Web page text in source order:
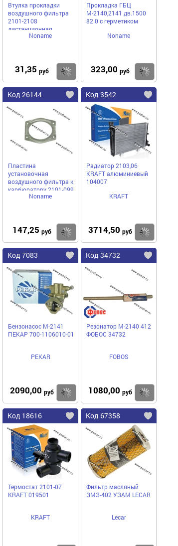
Втулка прокладки
воздушного фильтра
2101-2108
дистанционная
Noname
31,35 руб Купить
Прокладка ГБЦ
М-2140,2141 дв.1500
82.0 с герметиком
Noname
323,00 руб
Код 26144
Пластина
установочная
воздушного фильтра к
карбюратору 2101-099
Noname
147,25 руб Купить
Код 3542
Радиатор 2103,06
KRAFT алюминиевый
104007
KRAFT
3714,50 руб
Код 7083
Бензонасос М-2141
ПЕКАР 700-1106010-01
PEKAR
2090,00 руб Купить
Код 34732
Резонатор М-2140 412
ФОБОС 34732
FOBOS
1080,00 руб
Код 18616
Термостат 2101-07
KRAFT 019501
KRAFT
Код 67358
Фильтр масляный
ЗМЗ-402 УЗАМ LECAR
Lecar